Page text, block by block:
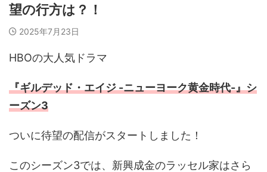
望の行方は？！
2025年7月23日
HBOの大人気ドラマ
『ギルデッド・エイジ -ニューヨーク黄金時代-』シ
ーズン3
ついに待望の配信がスタートしました！
このシーズン3では、新興成金のラッセル家はさら